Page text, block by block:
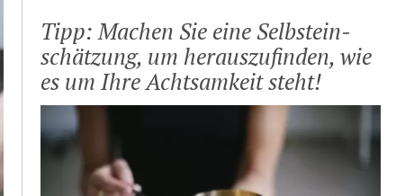
Tipp: Machen Sie eine Selbst­ein­
schät­zung, um heraus­zu­finden, wie
es um Ihre Acht­sam­keit steht!